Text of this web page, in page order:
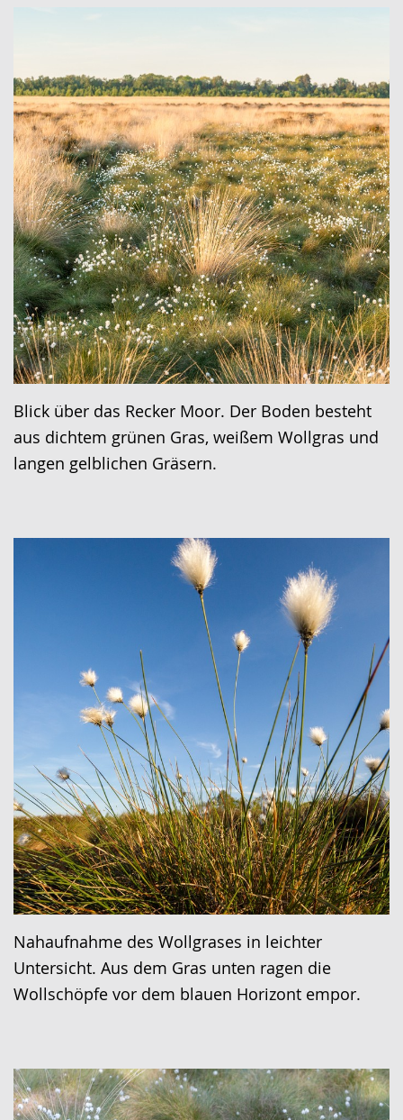
Blick über das Recker Moor. Der Boden besteht
aus dichtem grünen Gras, weißem Wollgras und
langen gelblichen Gräsern.
Nahaufnahme des Wollgrases in leichter
Untersicht. Aus dem Gras unten ragen die
Wollschöpfe vor dem blauen Horizont empor.